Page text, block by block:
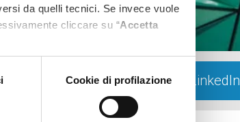
da quelli tecnici. Se invece vuole
cliccare su “Accetta
Cookie di profilazioneApply with LinkedIn